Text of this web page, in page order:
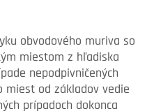
obvodového muriva so
miestom z hľadiska
nepodpivničených
miest od základov vedie
prípadoch dokonca